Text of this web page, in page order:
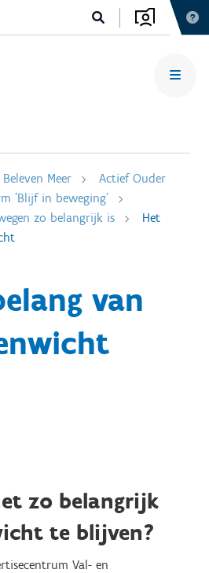
Meer
Actief Ouder
'Blijf in beweging'
zo belangrijk is
Het
van
zo belangrijk
te blijven?
Val- en